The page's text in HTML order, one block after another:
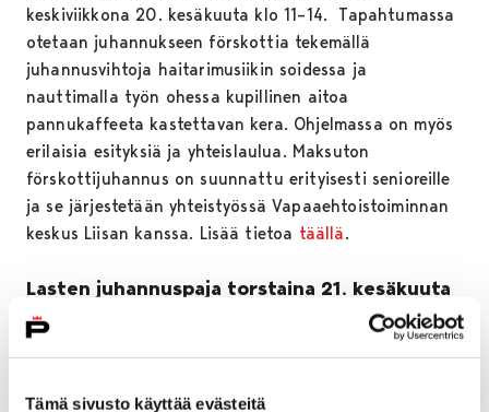
Tämä sivusto käyttää evästeitä
keskiviikkona 20. kesäkuuta klo 11–14. Tapahtumassa
otetaan juhannukseen förskottia tekemällä
juhannusvihtoja haitarimusiikin soidessa ja
nauttimalla työn ohessa kupillinen aitoa
pannukaffeeta kastettavan kera. Ohjelmassa on myös
erilaisia esityksiä ja yhteislaulua. Maksuton
förskottijuhannus on suunnattu erityisesti senioreille
ja se järjestetään yhteistyössä Vapaaehtoistoiminnan
keskus Liisan kanssa. Lisää tietoa täällä.
Lasten juhannuspaja torstaina 21. kesäkuuta
klo 11–14
lasten juhannuspaja. Tapahtumassa koristellaan